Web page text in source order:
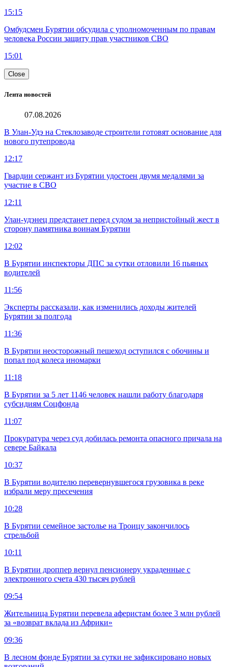
15:15
Омбудсмен Бурятии обсудила с уполномоченным по правам
человека России защиту прав участников СВО
15:01
Close
Лента новостей
07.08.2026
В Улан-Удэ на Стеклозаводе строители готовят основание для
нового путепровода
12:17
Гвардии сержант из Бурятии удостоен двумя медалями за
участие в СВО
12:11
Улан-удэнец предстанет перед судом за непристойный жест в
сторону памятника воинам Бурятии
12:02
В Бурятии инспекторы ДПС за сутки отловили 16 пьяных
водителей
11:56
Эксперты рассказали, как изменились доходы жителей
Бурятии за полгода
11:36
В Бурятии неосторожный пешеход оступился с обочины и
попал под колеса иномарки
11:18
В Бурятии за 5 лет 1146 человек нашли работу благодаря
субсидиям Соцфонда
11:07
Прокуратура через суд добилась ремонта опасного причала на
севере Байкала
10:37
В Бурятии водителю перевернувшегося грузовика в реке
избрали меру пресечения
10:28
В Бурятии семейное застолье на Троицу закончилось
стрельбой
10:11
В Бурятии дроппер вернул пенсионеру украденные с
электронного счета 430 тысяч рублей
09:54
Жительница Бурятии перевела аферистам более 3 млн рублей
за «возврат вклада из Африки»
09:36
В лесном фонде Бурятии за сутки не зафиксировано новых